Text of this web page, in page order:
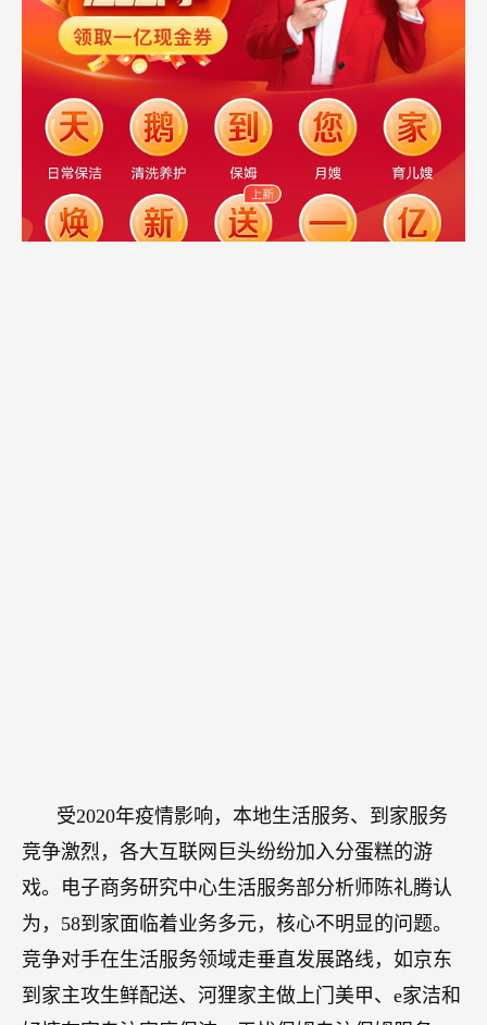
受2020年疫情影响，本地生活服务、到家服务
竞争激烈，各大互联网巨头纷纷加入分蛋糕的游
戏。电子商务研究中心生活服务部分析师陈礼腾认
为，58到家面临着业务多元，核心不明显的问题。
竞争对手在生活服务领域走垂直发展路线，如京东
到家主攻生鲜配送、河狸家主做上门美甲、e家洁和